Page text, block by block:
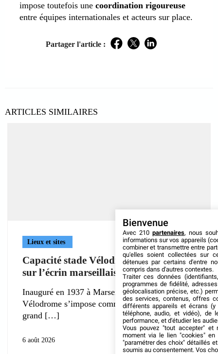
impose toutefois une coordination rigoureuse
entre équipes internationales et acteurs sur place.
Partager l'article : Facebook
TwitterLinkedIn
ARTICLES SIMILAIRES
Lieux et sites
Capacité stade Vélodrome : tout savoir
sur l’écrin marseillais
Inauguré en 1937 à Marseille, l’Orange
Vélodrome s’impose comme le deuxième plus
grand
6 août 2026
Bienvenue
Avec 210 partenaires, nous
informations sur vos appareils
combiner et transmettre entre
qu'elles soient collectées sur
détenues par certains d'entre
compris dans d'autres contextes.
Traiter ces données
programmes de fidélité,
géolocalisation précise, etc.)
des services, contenus, offres
différents appareils et écrans (y
téléphone, audio, et vidéo), de
performance, et d'étudier les
Vous pouvez "tout accepter" et
moment via le lien "cookies" en
"paramétrer des choix" détaillés
soumis au consentement. Vos